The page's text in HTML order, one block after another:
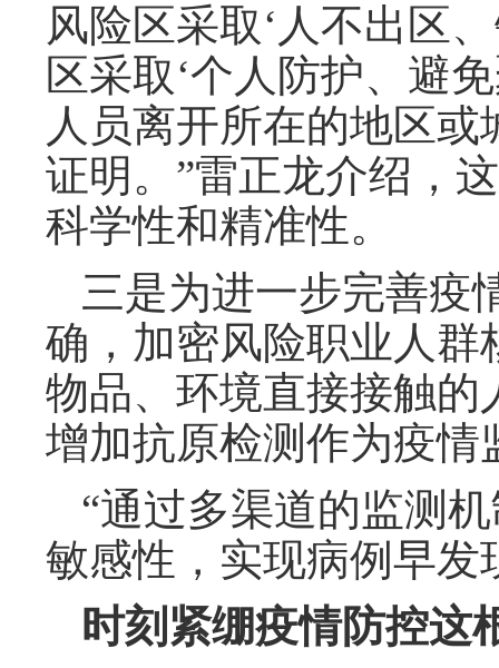
风险区采取‘人不出区
区采取‘个人防护、避
人员离开所在的地区
证明。”雷正龙介绍，
科学性和精准性。
三是为进一步完善疫
确，加密风险职业人
物品、环境直接接触
增加抗原检测作为疫情
“通过多渠道的监测
敏感性，实现病例早发
时刻紧绷疫情防控这